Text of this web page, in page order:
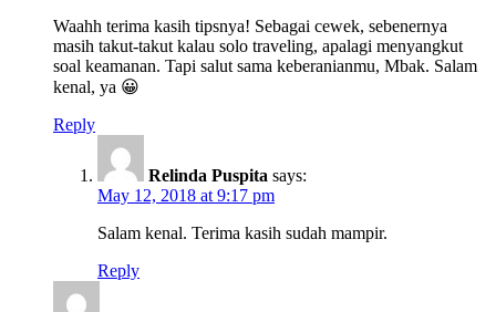
Waahh terima kasih tipsnya! Sebagai cewek, sebenernya
masih takut-takut kalau solo traveling, apalagi menyangkut
soal keamanan. Tapi salut sama keberanianmu, Mbak. Salam
kenal, ya 😀
Reply
Relinda Puspita says:
May 12, 2018 at 9:17 pm
Salam kenal. Terima kasih sudah mampir.
Reply